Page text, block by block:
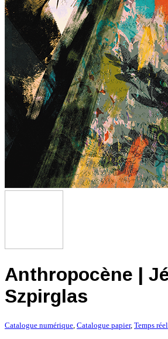
Anthropocène |
Szpirglas
Catalogue numérique, Catalogue papier, Temps réel